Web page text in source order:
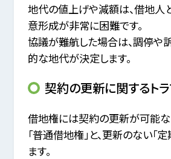
地代の値上げや減額は、借地人
意形成が非常に困難です。
協議が難航した場合は、調停や
的な地代が決定します。
契約の更新に関するト
借地権には契約の更新が可能な
「普通借地権」と、更新のない「
ます。